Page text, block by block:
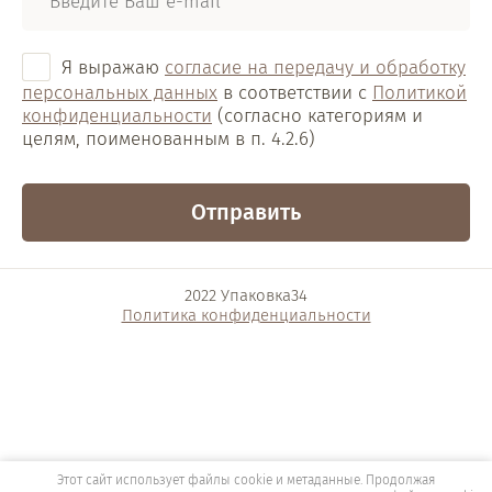
Я выражаю согласие на передачу и обработку
персональных данных в соответствии с Политикой
конфиденциальности (согласно категориям и
целям, поименованным в п. 4.2.6)
Отправить
2022 Упаковка34
Политика конфиденциальности
Разработка интернет-магазина в Волгограде
Этот сайт использует файлы cookie и метаданные. Продолжая